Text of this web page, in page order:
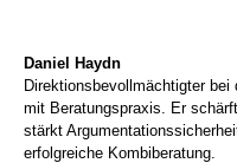
Daniel Haydn
Direktionsbevollmächtigter
mit Beratungspraxis. Er
stärkt
erfolgreiche Kombiberatung.